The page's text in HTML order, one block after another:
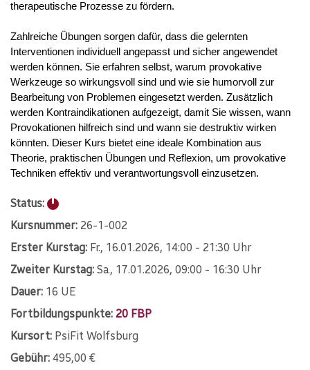
therapeutische Prozesse zu fördern.
Zahlreiche Übungen sorgen dafür, dass die gelernten
Interventionen individuell angepasst und sicher angewendet
werden können. Sie erfahren selbst, warum provokative
Werkzeuge so wirkungsvoll sind und wie sie humorvoll zur
Bearbeitung von Problemen eingesetzt werden. Zusätzlich
werden Kontraindikationen aufgezeigt, damit Sie wissen, wann
Provokationen hilfreich sind und wann sie destruktiv wirken
könnten. Dieser Kurs bietet eine ideale Kombination aus
Theorie, praktischen Übungen und Reflexion, um provokative
Techniken effektiv und verantwortungsvoll einzusetzen.
Status:
Kursnummer: 26-1-002
Erster Kurstag: Fr., 16.01.2026, 14:00 - 21:30 Uhr
Zweiter Kurstag: Sa., 17.01.2026, 09:00 - 16:30 Uhr
Dauer: 16 UE
Fortbildungspunkte: 20 FBP
Kursort: PsiFit Wolfsburg
Gebühr: 495,00 €